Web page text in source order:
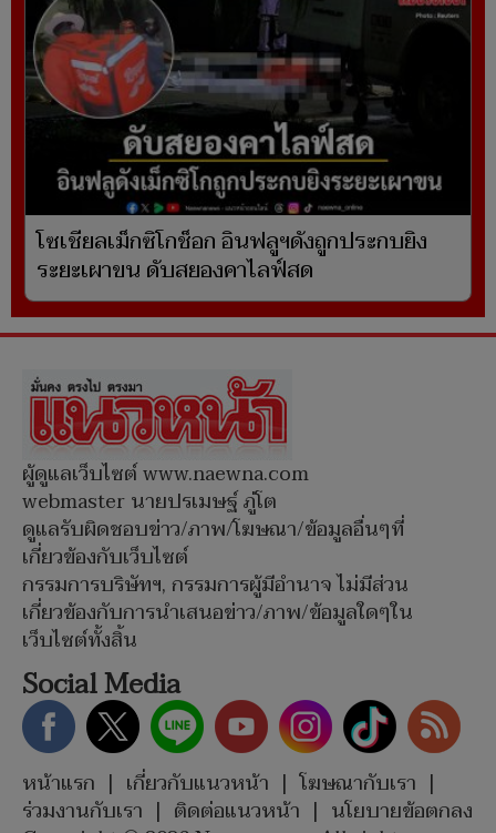
โซเชียลเม็กซิโกช็อก อินฟลูฯดังถูกประกบยิง
ระยะเผาขน ดับสยองคาไลฟ์สด
ผู้ดูแลเว็บไซต์ www.naewna.com
webmaster นายปรเมษฐ์ ภู่โต
ดูแลรับผิดชอบข่าว/ภาพ/โฆษณา/ข้อมูลอื่นๆที่
เกี่ยวข้องกับเว็บไซต์
กรรมการบริษัทฯ, กรรมการผู้มีอำนาจ ไม่มีส่วน
เกี่ยวข้องกับการนำเสนอข่าว/ภาพ/ข้อมูลใดๆใน
เว็บไซต์ทั้งสิ้น
Social Media
หน้าแรก | เกี่ยวกับแนวหน้า | โฆษณากับเรา |
ร่วมงานกับเรา | ติดต่อแนวหน้า | นโยบายข้อตกลง